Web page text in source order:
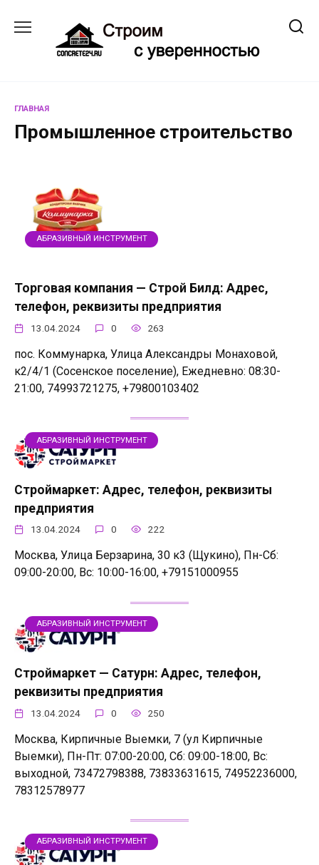
содержанию
ГЛАВНАЯ
Промышленное строительство
АБРАЗИВНЫЙ ИНСТРУМЕНТ
Торговая компания — Строй Билд: Адрес,
телефон, реквизиты предприятия
13.04.2024 0 263
пос. Коммунарка, Улица Александры Монаховой,
к2/4/1 (Сосенское поселение), Ежедневно: 08:30-
21:00, 74993721275, +79800103402
АБРАЗИВНЫЙ ИНСТРУМЕНТ
Строймаркет: Адрес, телефон, реквизиты
предприятия
13.04.2024 0 222
Москва, Улица Берзарина, 30 к3 (Щукино), Пн-Сб:
09:00-20:00, Вс: 10:00-16:00, +79151000955
АБРАЗИВНЫЙ ИНСТРУМЕНТ
Строймаркет — Сатурн: Адрес, телефон,
реквизиты предприятия
13.04.2024 0 250
Москва, Кирпичные Выемки, 7 (ул Кирпичные
Выемки), Пн-Пт: 07:00-20:00, Сб: 09:00-18:00, Вс:
выходной, 73472798388, 73833631615, 74952236000,
78312578977
АБРАЗИВНЫЙ ИНСТРУМЕНТ